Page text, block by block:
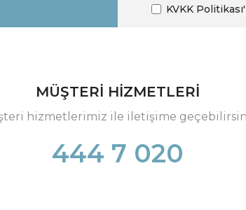
KVKK
MÜŞTERİ HİZMETLERİ
hizmetlerimiz ile iletişime
444 7 020